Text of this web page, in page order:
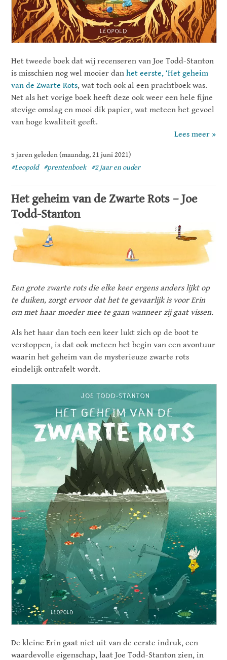
Het tweede boek dat wij recenseren van Joe Todd-Stanton
is misschien nog wel mooier danhet eerste, ‘Het geheim
van de Zwarte Rots, wat toch ook al een prachtboek was.
Net als het vorige boek heeft deze ook weer een hele fijne
stevige omslag en mooi dik papier, wat meteen het gevoel
van hoge kwaliteit geeft.
Lees meer »
5 jaren geleden (maandag, 21 juni 2021)
#Leopold
#prentenboek #2 jaar en ouder
Het geheim van de Zwarte Rots – Joe
Todd-Stanton
Een grote zwarte rots die elke keer ergens anders lijkt op
te duiken, zorgt ervoor dat het te gevaarlijk is voor Erin
om met haar moeder mee te gaan wanneer zij gaat vissen.
Als het haar dan toch een keer lukt zich op de boot te
verstoppen, is dat ook meteen het begin van een avontuur
waarin het geheim van de mysterieuze zwarte rots
eindelijk ontrafelt wordt.
De kleine Erin gaat niet uit van de eerste indruk, een
waardevolle eigenschap, laat Joe Todd-Stanton zien, in